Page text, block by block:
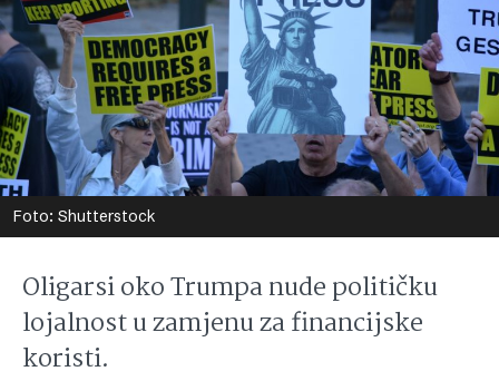
Foto: Shutterstock
Oligarsi oko Trumpa nude političku
lojalnost u zamjenu za financijske
koristi.